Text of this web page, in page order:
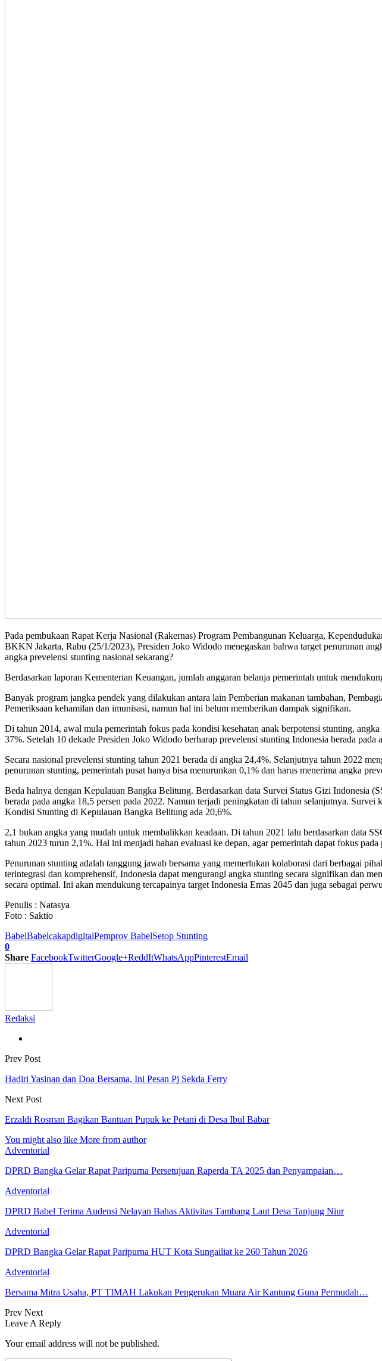
Pada pembukaan Rapat Kerja Nasional (Rakernas) Program Pembangunan Keluarga,
BKKN Jakarta, Rabu (25/1/2023), Presiden Joko Widodo menegaskan bahwa target penurunan
angka prevelensi stunting nasional sekarang?
Berdasarkan laporan Kementerian Keuangan, jumlah anggaran belanja pemerintah untuk
Banyak program jangka pendek yang dilakukan antara lain Pemberian makanan tambahan,
Pemeriksaan kehamilan dan imunisasi, namun hal ini belum memberikan dampak signifikan.
Di tahun 2014, awal mula pemerintah fokus pada kondisi kesehatan anak berpotensi stunting,
37%. Setelah 10 dekade Presiden Joko Widodo berharap prevelensi stunting Indonesia berada
Secara nasional prevelensi stunting tahun 2021 berada di angka 24,4%. Selanjutnya tahun 2022
penurunan stunting, pemerintah pusat hanya bisa menurunkan 0,1% dan harus menerima angka
Beda halnya dengan Kepulauan Bangka Belitung. Berdasarkan data Survei Status Gizi
berada pada angka 18,5 persen pada 2022. Namun terjadi peningkatan di tahun selanjutnya.
Kondisi Stunting di Kepulauan Bangka Belitung ada 20,6%.
2,1 bukan angka yang mudah untuk membalikkan keadaan. Di tahun 2021 lalu berdasarkan data
tahun 2023 turun 2,1%. Hal ini menjadi bahan evaluasi ke depan, agar pemerintah dapat fokus
Penurunan stunting adalah tanggung jawab bersama yang memerlukan kolaborasi dari berbagai
terintegrasi dan komprehensif, Indonesia dapat mengurangi angka stunting secara signifikan dan
secara optimal. Ini akan mendukung tercapainya target Indonesia Emas 2045 dan juga sebagai
Penulis : Natasya
Foto : Saktio
BabelBabelcakapdigitalPemprov BabelSetop Stunting
0
Share FacebookTwitterGoogle+ReddItWhatsAppPinterestEmail
Redaksi
Prev Post
Hadiri Yasinan dan Doa Bersama, Ini Pesan Pj Sekda Ferry
Next Post
Erzaldi Rosman Bagikan Bantuan Pupuk ke Petani di Desa Ibul Babar
You might also like More from author
Adventorial
DPRD Bangka Gelar Rapat Paripurna Persetujuan Raperda TA 2025 dan Penyampaian…
Adventorial
DPRD Babel Terima Audensi Nelayan Bahas Aktivitas Tambang Laut Desa Tanjung Niur
Adventorial
DPRD Bangka Gelar Rapat Paripurna HUT Kota Sungailiat ke 260 Tahun 2026
Adventorial
Bersama Mitra Usaha, PT TIMAH Lakukan Pengerukan Muara Air Kantung Guna Permudah…
Prev Next
Leave A Reply
Your email address will not be published.